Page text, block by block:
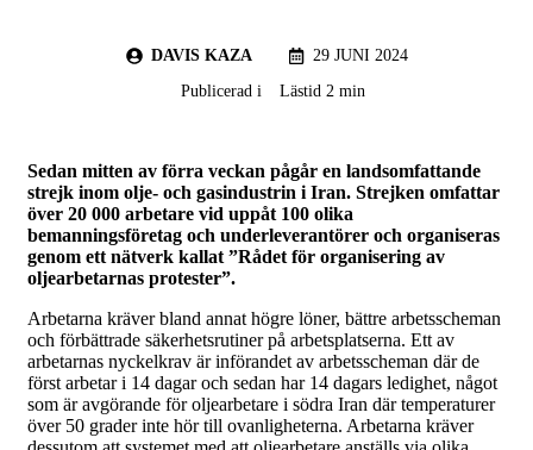
DAVIS KAZA
29 JUNI 2024
Publicerad i
Lästid 2 min
Sedan mitten av förra veckan pågår en landsomfattande
strejk inom olje- och gasindustrin i Iran. Strejken omfattar
över 20 000 arbetare vid uppåt 100 olika
bemanningsföretag och underleverantörer och organiseras
genom ett nätverk kallat ”Rådet för organisering av
oljearbetarnas protester”.
Arbetarna kräver bland annat högre löner, bättre arbetsscheman
och förbättrade säkerhetsrutiner på arbetsplatserna. Ett av
arbetarnas nyckelkrav är införandet av arbetsscheman där de
först arbetar i 14 dagar och sedan har 14 dagars ledighet, något
som är avgörande för oljearbetare i södra Iran där temperaturer
över 50 grader inte hör till ovanligheterna. Arbetarna kräver